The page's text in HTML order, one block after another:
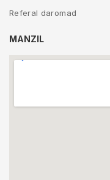
Referal daromad
MANZIL